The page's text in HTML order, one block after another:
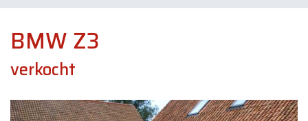
BMW Z3
verkocht